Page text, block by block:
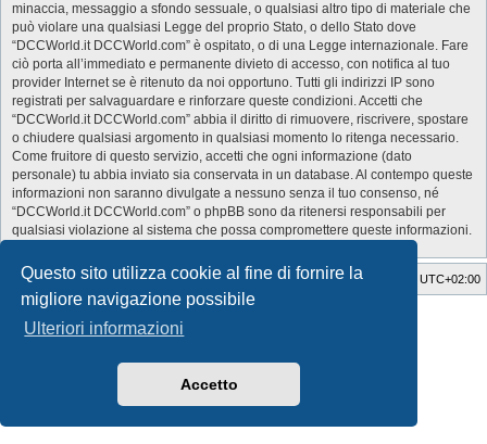
Questo sito utilizza cookie al fine di fornire la
migliore navigazione possibile
Ulteriori informazioni
Accetto
minaccia, messaggio a sfondo sessuale, o qualsiasi altro tipo di materiale che
può violare una qualsiasi Legge del proprio Stato, o dello Stato dove
“DCCWorld.it DCCWorld.com” è ospitato, o di una Legge internazionale. Fare
ciò porta all’immediato e permanente divieto di accesso, con notifica al tuo
provider Internet se è ritenuto da noi opportuno. Tutti gli indirizzi IP sono
registrati per salvaguardare e rinforzare queste condizioni. Accetti che
“DCCWorld.it DCCWorld.com” abbia il diritto di rimuovere, riscrivere, spostare
o chiudere qualsiasi argomento in qualsiasi momento lo ritenga necessario.
Come fruitore di questo servizio, accetti che ogni informazione (dato
personale) tu abbia inviato sia conservata in un database. Al contempo queste
informazioni non saranno divulgate a nessuno senza il tuo consenso, né
“DCCWorld.it DCCWorld.com” o phpBB sono da ritenersi responsabili per
qualsiasi violazione al sistema che possa compromettere queste informazioni.
Indice Tutti gli orari sono UTC+02:00
Cancella cookie
Style Developer by ©
Creato daphpBB
Privacy|Condizioni